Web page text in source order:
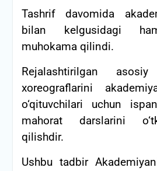
Tashrif davomida
bilan kelgusidagi
muhokama qilindi.
Rejalashtirilgan
xoreograflarini
o‘qituvchilari uchun
mahorat darslarini
qilishdir.
Ushbu tadbir